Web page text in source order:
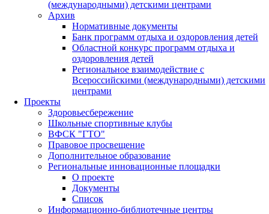
(международными) детскими центрами
Архив
Нормативные документы
Банк программ отдыха и оздоровления детей
Областной конкурс программ отдыха и
оздоровления детей
Региональное взаимодействие с
Всероссийскими (международными) детскими
центрами
Проекты
Здоровьесбережение
Школьные спортивные клубы
ВФСК "ГТО"
Правовое просвещение
Дополнительное образование
Региональные инновационные площадки
О проекте
Документы
Список
Информационно-библиотечные центры